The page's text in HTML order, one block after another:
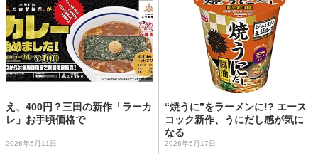
え、400円？三田の新作「ラーカ
レ」お手頃価格で
2026年5月11日
“焼うに”をラーメンに!? エース
コック新作、うにだし感が気に
なる
2026年5月17日